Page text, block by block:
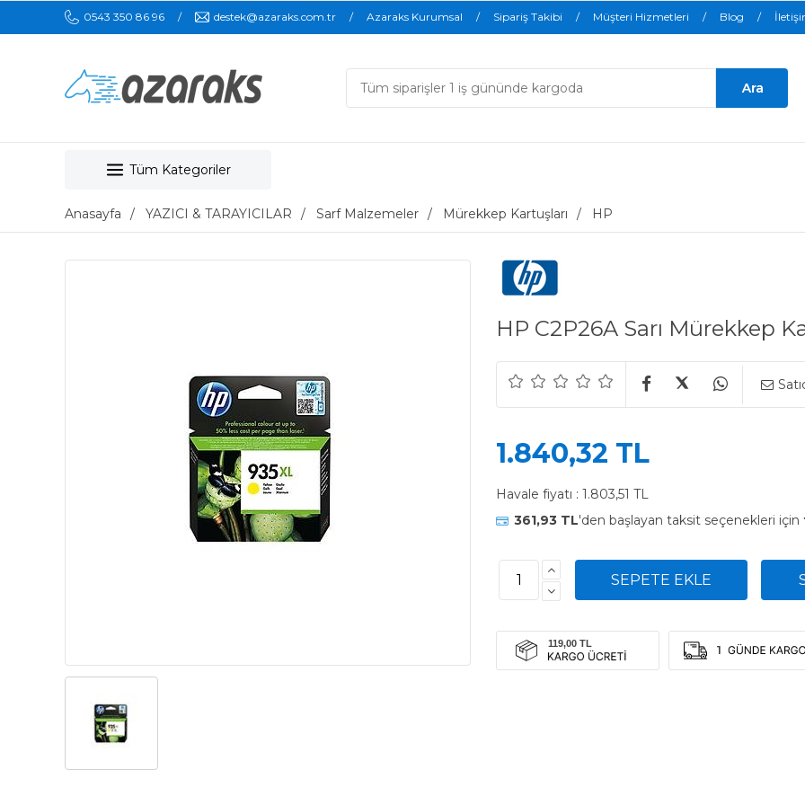
0543 350 86 96 destek@azaraks.com.tr Azaraks Kurumsal Sipariş Takibi Müşteri Hizmetleri Blog
Tüm Kategoriler
Anasayfa YAZICI & TARAYICILAR Sarf Malzemeler Mürekkep Kartuşları HP
HP C2P26A Sarı Mürekkep
1.840,32 TL
Havale fiyatı : 1.803,51 TL
361,93 TL'den başlayan taksit seçenekleri için
1